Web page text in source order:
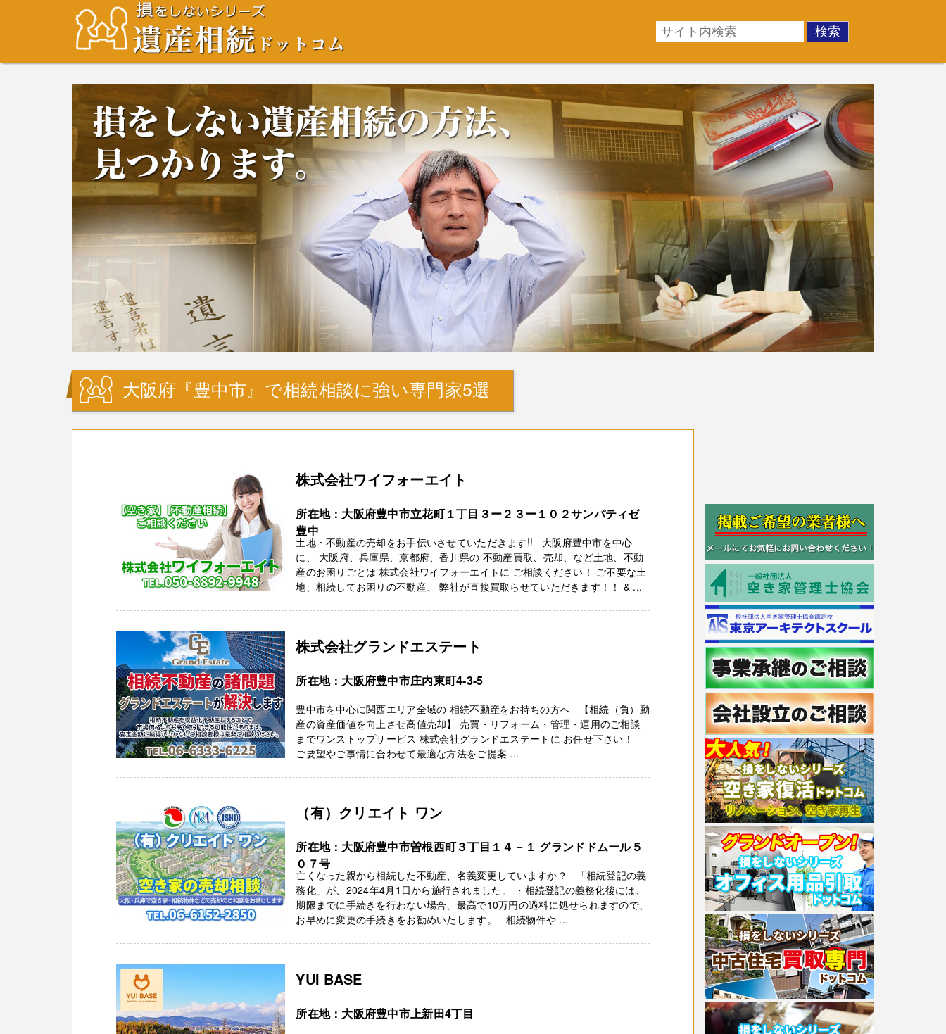
大阪府『豊中市』で相続相談に強い専門家5選
株式会社ワイフォーエイト
所在地：大阪府豊中市立花町１丁目３ー２３ー１０２サンパティゼ
豊中
土地・不動産の売却をお手伝いさせていただきます!! 大阪府豊中市を中心
に、 大阪府、兵庫県、京都府、香川県の 不動産買取、売却、など土地、不動
産のお困りごとは 株式会社ワイフォーエイトに ご相談ください！ ご不要な土
地、相続してお困りの不動産、 弊社が直接買取らせていただきます！！ & ...
株式会社グランドエステート
所在地：大阪府豊中市庄内東町4-3-5
豊中市を中心に関西エリア全域の 相続不動産をお持ちの方へ 【相続（負）動
産の資産価値を向上させ高値売却】 売買・リフォーム・管理・運用のご相談
までワンストップサービス 株式会社グランドエステートに お任せ下さい！
ご要望やご事情に合わせて最適な方法をご提案 ...
（有）クリエイト ワン
所在地：大阪府豊中市曽根西町３丁目１４－１ グランドドムール５
０７号
亡くなった親から相続した不動産、名義変更していますか？ 「相続登記の義
務化」が、2024年4月1日から施行されました。 ・相続登記の義務化後には、
期限までに手続きを行わない場合、最高で10万円の過料に処せられますので、
お早めに変更の手続きをお勧めいたします。 相続物件や ...
YUI BASE
所在地：大阪府豊中市上新田4丁目